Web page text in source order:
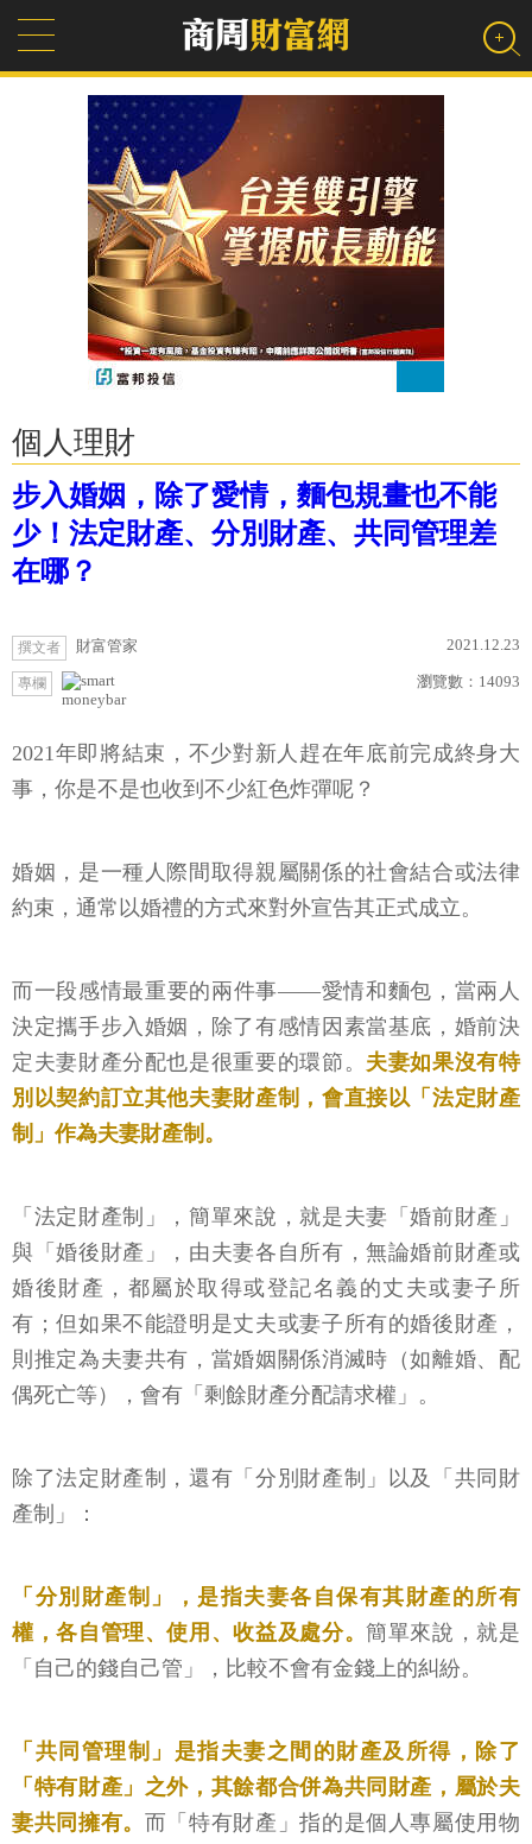
個人理財
步入婚姻，除了愛情，麵包規畫也不能
少！法定財產、分別財產、共同管理差
在哪？
撰文者 財富管家 2021.12.23
專欄
moneybar
瀏覽數： 14093
2021年即將結束，不少對新人趕在年底前完成終身大
事，你是不是也收到不少紅色炸彈呢？
婚姻，是一種人際間取得親屬關係的社會結合或法律
約束，通常以婚禮的方式來對外宣告其正式成立。
而一段感情最重要的兩件事——愛情和麵包，當兩人
決定攜手步入婚姻，除了有感情因素當基底，婚前決
定夫妻財產分配也是很重要的環節。 夫妻如果沒有特
別以契約訂立其他夫妻財產制，會直接以「法定財產
制」作為夫妻財產制。
「法定財產制」，簡單來說，就是夫妻「婚前財產」
與「婚後財產」，由夫妻各自所有，無論婚前財產或
婚後財產，都屬於取得或登記名義的丈夫或妻子所
有；但如果不能證明是丈夫或妻子所有的婚後財產，
則推定為夫妻共有，當婚姻關係消滅時（如離婚、配
偶死亡等），會有「剩餘財產分配請求權」。
除了法定財產制，還有「分別財產制」以及「共同財
產制」：
「分別財產制」，是指夫妻各自保有其財產的所有
權，各自管理、使用、收益及處分。簡單來說，就是
「自己的錢自己管」，比較不會有金錢上的糾紛。
「共同管理制」是指夫妻之間的財產及所得，除了
「特有財產」之外，其餘都合併為共同財產，屬於夫
妻共同擁有。 而「特有財產」指的是個人專屬使用物